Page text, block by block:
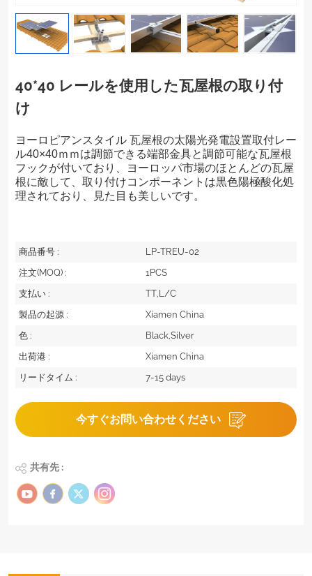
40*40 レールを使用した瓦屋根の取り付
け
ヨーロピアンスタイル 瓦屋根の太陽光発電設置取付レー
ル40×40ｍｍは調節できる端部金具と調節可能な瓦屋根
フックが付いており、ヨーロッパ市場のほとんどの瓦屋
根に敵して、 取り付けコンポーネントは黒色陽極酸化処
理されており、見た目も美しいです。
商品番号 :
LP-TREU-02
注文(MOQ) :
1PCS
支払い :
TT,L/C
製品の起源 :
Xiamen China
色 :
Black,Silver
出荷港 :
Xiamen China
リードタイム :
7-15 days
今すぐお問い合わせください
共有先 :